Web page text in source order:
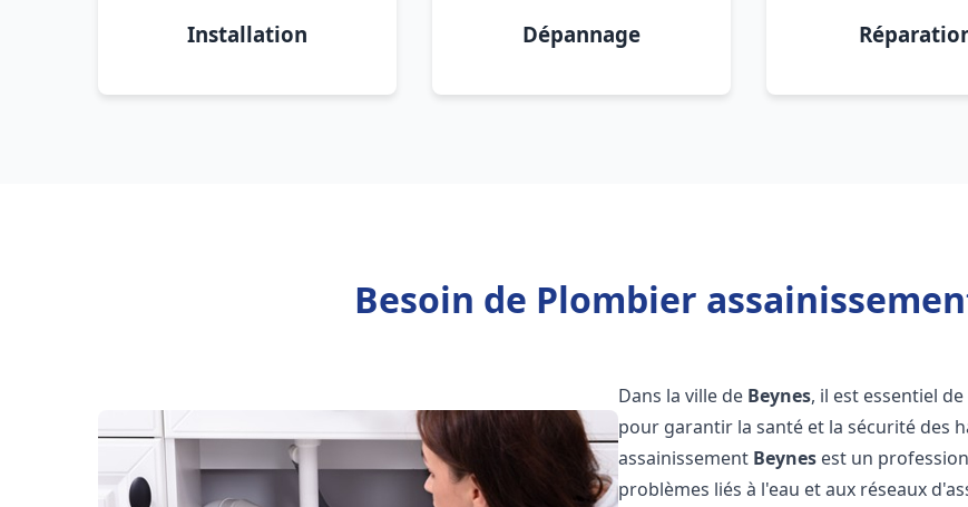
Installation Dépannage
Besoin de Plombier
Dans la ville de Beynes, il est essentiel
pour garantir la santé et la sécurité des
assainissement Beynes est un
problèmes liés à l'eau et aux réseaux